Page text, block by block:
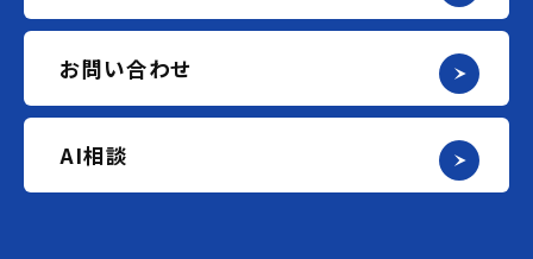
お問い合わせ
AI相談